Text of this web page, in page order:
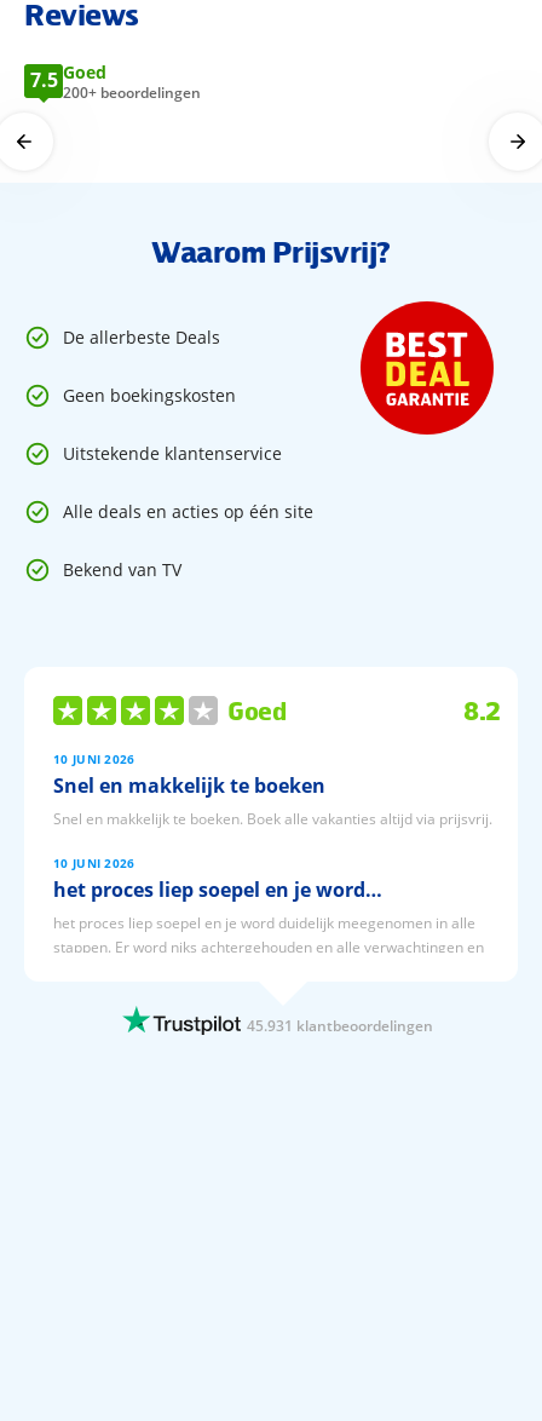
Reviews
7.5 Goed
200+ beoordelingen
Waarom Prijsvrij?
De allerbeste Deals
Geen boekingskosten
Uitstekende klantenservice
Alle deals en acties op één site
Bekend van TV
Goed 8.2
10 JUNI 2026
Snel en makkelijk te boeken
Snel en makkelijk te boeken. Boek alle vakanties altijd via prijsvrij.
10 JUNI 2026
het proces liep soepel en je word…
het proces liep soepel en je word duidelijk meegenomen in alle
stappen. Er word niks achtergehouden en alle verwachtingen en
10 JUNI 2026 45.931 klantbeoordelingen